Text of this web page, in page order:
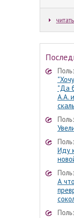
"Да
А.А.
Иду
А